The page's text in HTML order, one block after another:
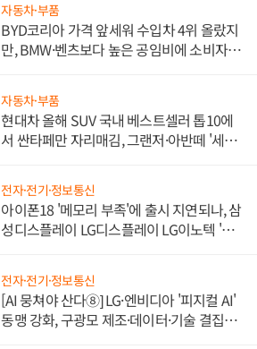
자동차·부품
BYD코리아 가격 앞세워 수입차 4위 올랐지
만, BMW·벤츠보다 높은 공임비에 소비자
자동차·부품
현대차 올해 SUV 국내 베스트셀러 톱10에
서 싼타페만 자리매김, 그랜저·아반떼 '세단
전자·전기·정보통신
아이폰18 '메모리 부족'에 출시 지연되나, 삼
성디스플레이 LG디스플레이 LG이노텍 '탈
전자·전기·정보통신
[AI 뭉쳐야 산다⑧] LG·엔비디아 '피지컬 AI'
동맹 강화, 구광모 제조·데이터·기술 결집